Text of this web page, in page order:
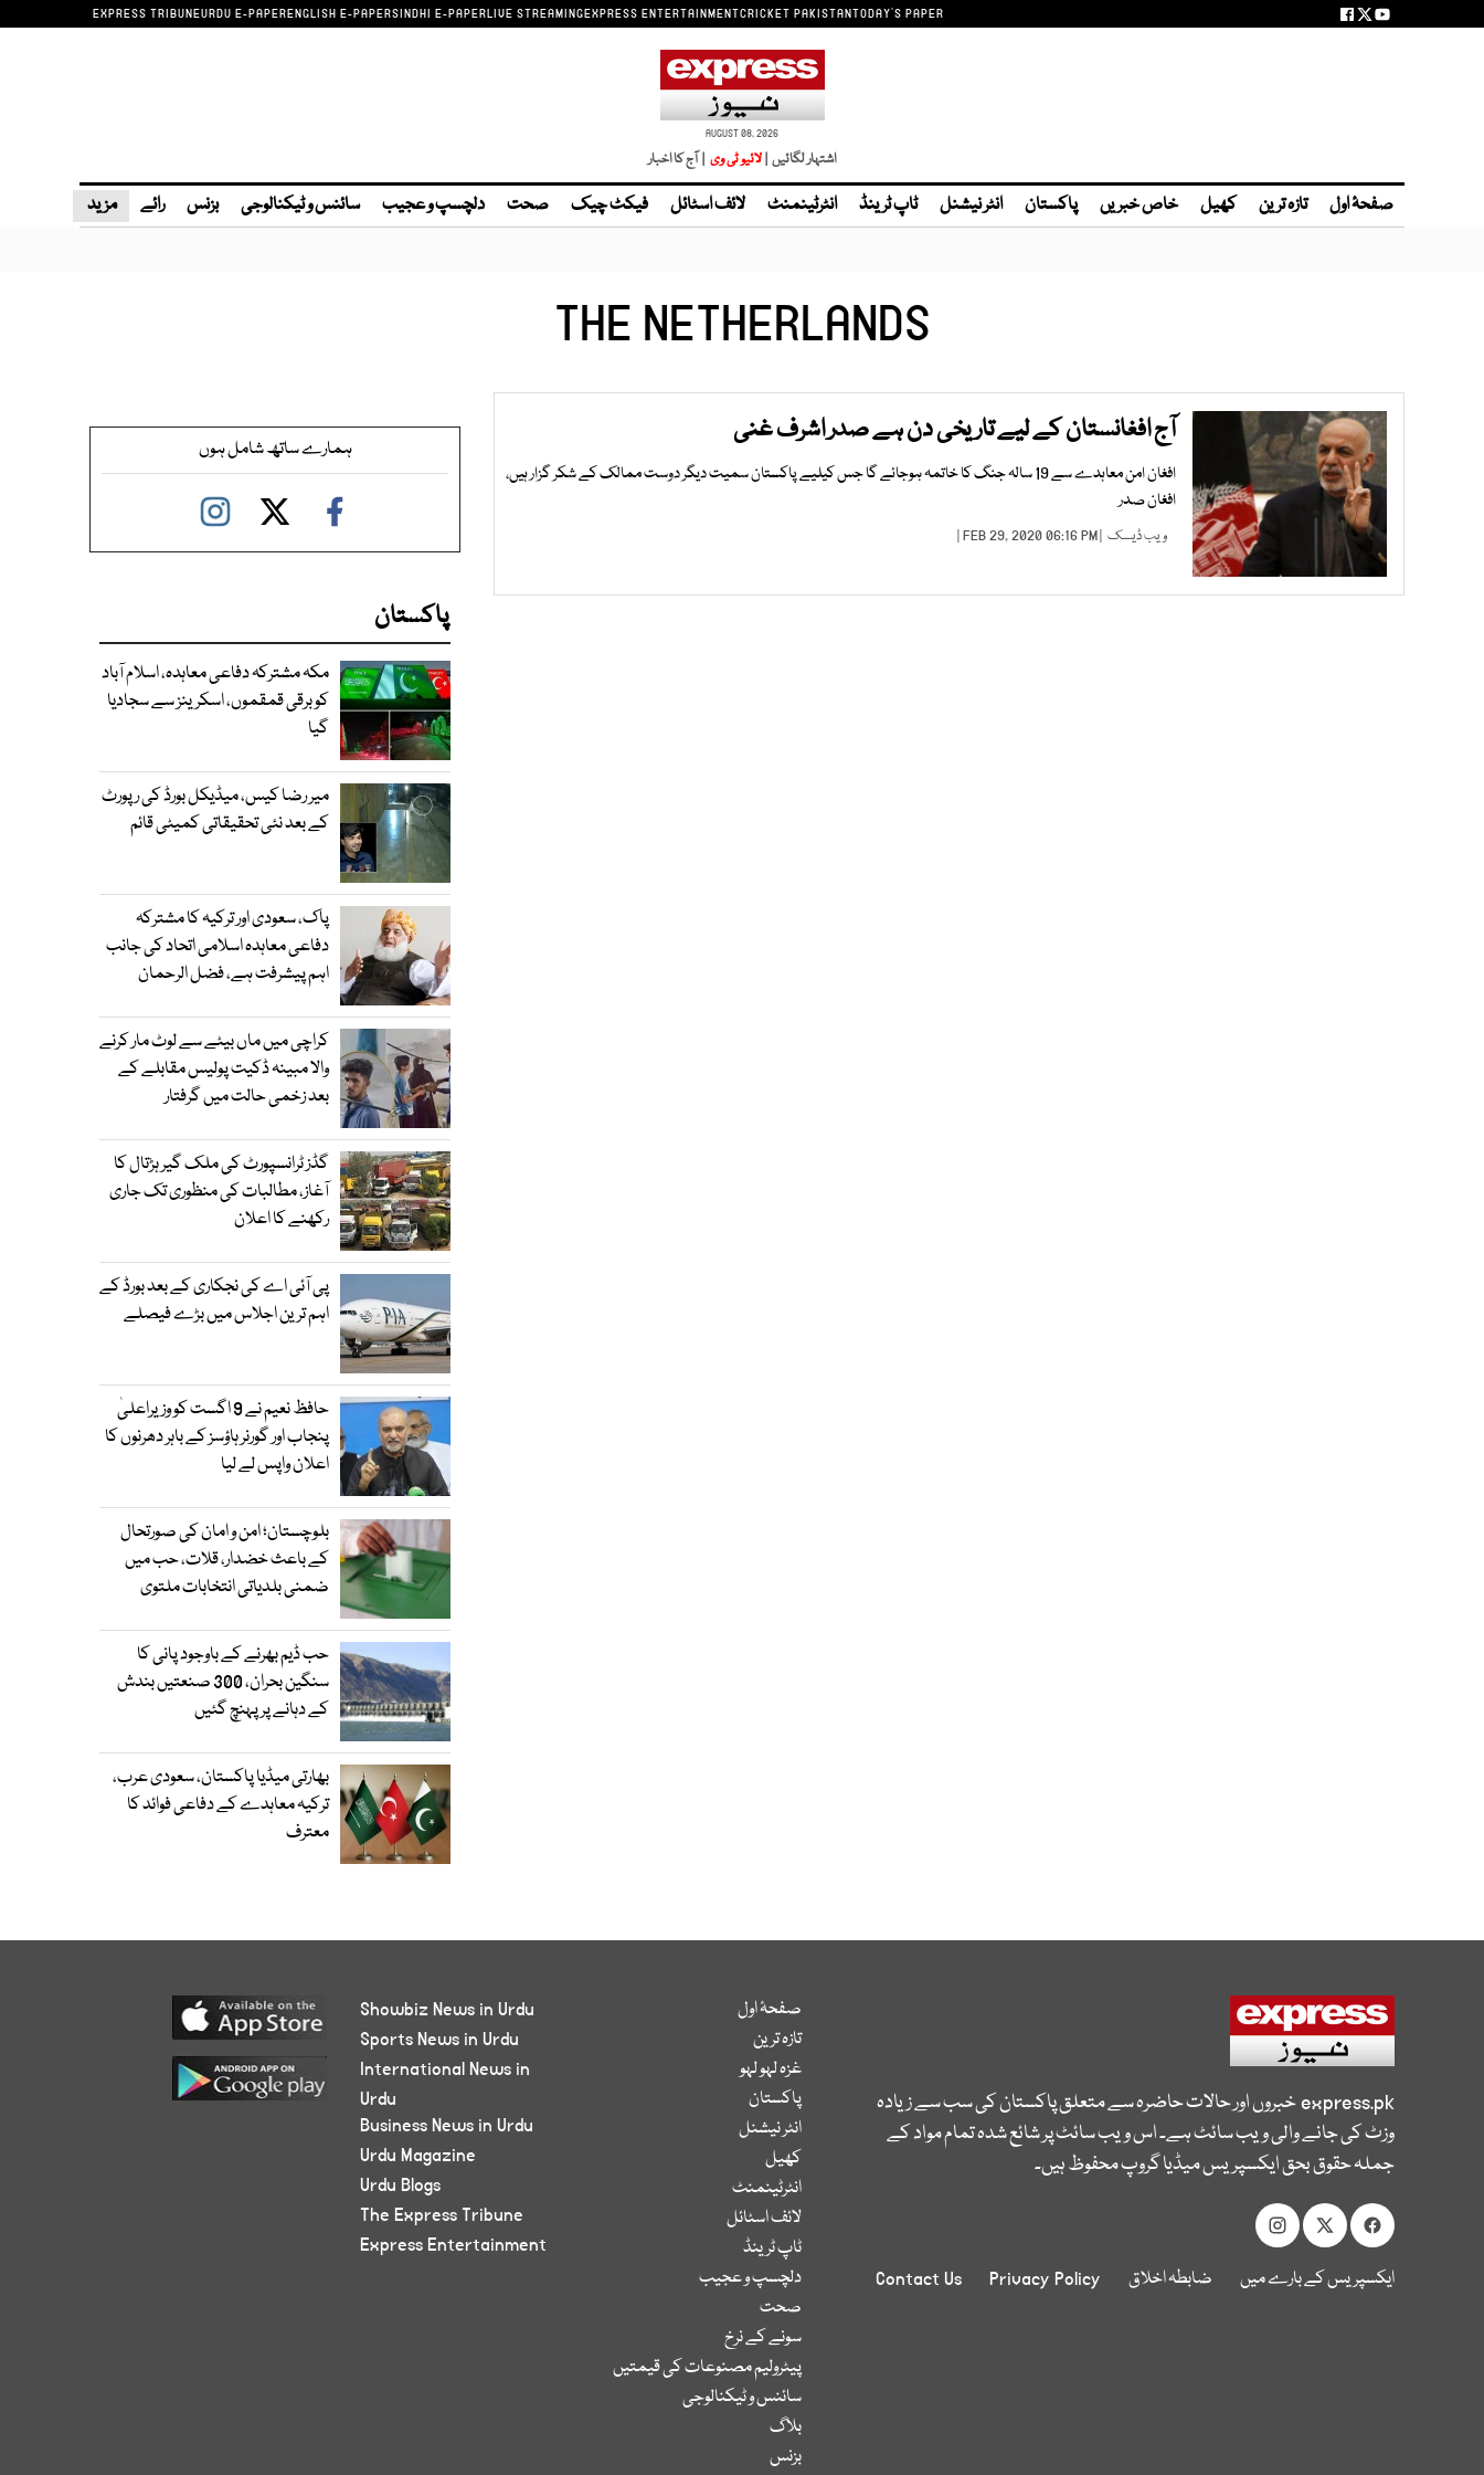
EXPRESS TRIBUNEURDU E-PAPERENGLISH E-PAPERSINDHI E-PAPERLIVE STREAMINGEXPRESS ENTERTAINMENTCRICKET PAKISTANTODAY'S PAPER
AUGUST 08, 2026
اشتہار لگائیں | | آج کا اخبار
صفحۂ اول تازہ ترین کھیل خاص خبریں پاکستان انٹر نیشنل ٹاپ ٹرینڈ انٹرٹینمنٹ لائف اسٹائل فیکٹ چیک صحت دلچسپ و عجیب سائنس و ٹیکنالوجی بزنس رائے مزید
THE NETHERLANDS
آج افغانستان کے لیے تاریخی دن ہے صدر اشرف غنی
افغان امن معاہدے سے 19 سالہ جنگ کا خاتمہ ہوجائے گا جس کیلیے پاکستان سمیت دیگر دوست ممالک کے شکر گزار ہیں،
افغان صدر
ویب ڈیسک | FEB 29, 2020 06:16 PM |
ہمارے ساتھ شامل ہوں
پاکستان
مکہ مشترکہ دفاعی معاہدہ، اسلام آباد
کو برقی قمقموں، اسکرینز سے سجادیا
گیا
میر رضا کیس، میڈیکل بورڈ کی رپورٹ
کے بعد نئی تحقیقاتی کمیٹی قائم
پاک، سعودی اور ترکیہ کا مشترکہ
دفاعی معاہدہ اسلامی اتحاد کی جانب
اہم پیشرفت ہے، فضل الرحمان
کراچی میں ماں بیٹے سے لوٹ مار کرنے
والا مبینہ ڈکیت پولیس مقابلے کے
بعد زخمی حالت میں گرفتار
گڈز ٹرانسپورٹ کی ملک گیر ہڑتال کا
آغاز، مطالبات کی منظوری تک جاری
رکھنے کا اعلان
پی آئی اے کی نجکاری کے بعد بورڈ کے
اہم ترین اجلاس میں بڑے فیصلے
حافظ نعیم نے 9 اگست کو وزیراعلیٰ
پنجاب اور گورنر ہاؤسز کے باہر دھرنوں کا
اعلان واپس لے لیا
بلوچستان؛ امن و امان کی صورتحال
کے باعث خضدار، قلات، حب میں
ضمنی بلدیاتی انتخابات ملتوی
حب ڈیم بھرنے کے باوجود پانی کا
سنگین بحران، 300 صنعتیں بندش
کے دہانے پر پہنچ گئیں
بھارتی میڈیا پاکستان، سعودی عرب،
ترکیہ معاہدے کے دفاعی فوائد کا
معترف
express.pkخبروں اور حالات حاضرہ سے متعلق پاکستان کی سب سے زیادہ
وزٹ کی جانے والی ویب سائٹ ہے۔ اس ویب سائٹ پر شائع شدہ تمام مواد کے
جملہ حقوق بحق ایکسپریس میڈیا گروپ محفوظ ہیں۔
ایکسپریس کے بارے میں ضابطہ اخلاق Privacy Policy
Contact Us
صفحۂ اول
تازہ ترین
غزہ لہو لہو
پاکستان
انٹر نیشنل
کھیل
انٹرٹینمنٹ
لائف اسٹائل
ٹاپ ٹرینڈ
دلچسپ و عجیب
صحت
سونے کے نرخ
پیٹرولیم مصنوعات کی قیمتیں
سائنس و ٹیکنالوجی
بلاگ
بزنس
Showbiz News in Urdu
Sports News in Urdu
International News in
Urdu
Business News in Urdu
Urdu Magazine
Urdu Blogs
The Express Tribune
Express Entertainment